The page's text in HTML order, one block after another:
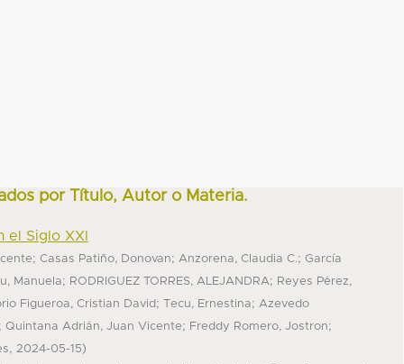
por Título, Autor o Materia.
el Siglo XXI
; Casas Patiño, Donovan; Anzorena, Claudia C.; García
Manuela; RODRIGUEZ TORRES, ALEJANDRA; Reyes Pérez,
Figueroa, Cristian David; Tecu, Ernestina; Azevedo
; Quintana Adrián, Juan Vicente; Freddy Romero, Jostron;
, 2024-05-15)